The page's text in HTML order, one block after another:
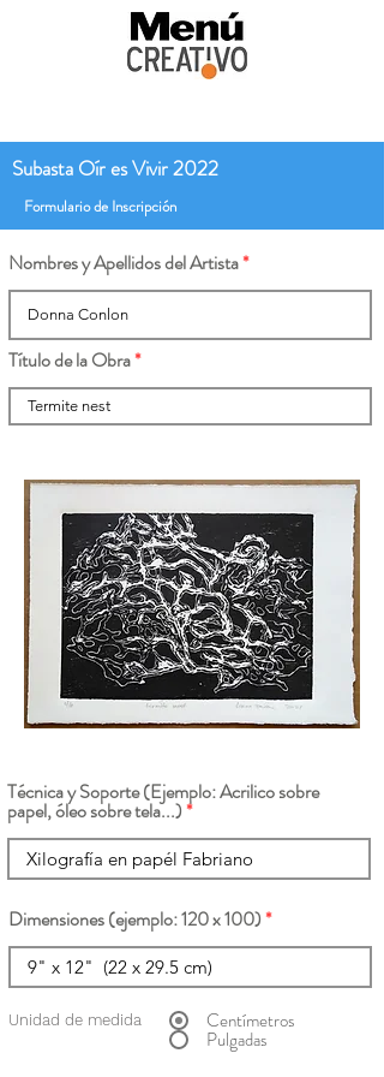
Subasta Oír es Vivir 2022
Formulario de Inscripción
Nombres y Apellidos del Artista
Título de la Obra
Técnica y Soporte (Ejemplo: Acrilico sobre
papel, óleo sobre tela...)
Dimensiones (ejemplo: 120 x 100)
Unidad de medida Centímetros
Pulgadas